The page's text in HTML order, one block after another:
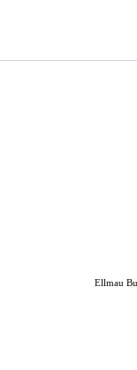
Ellmau